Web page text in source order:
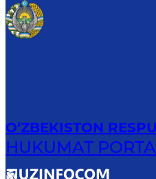
O‘ZBEKISTON
HUKUMAT